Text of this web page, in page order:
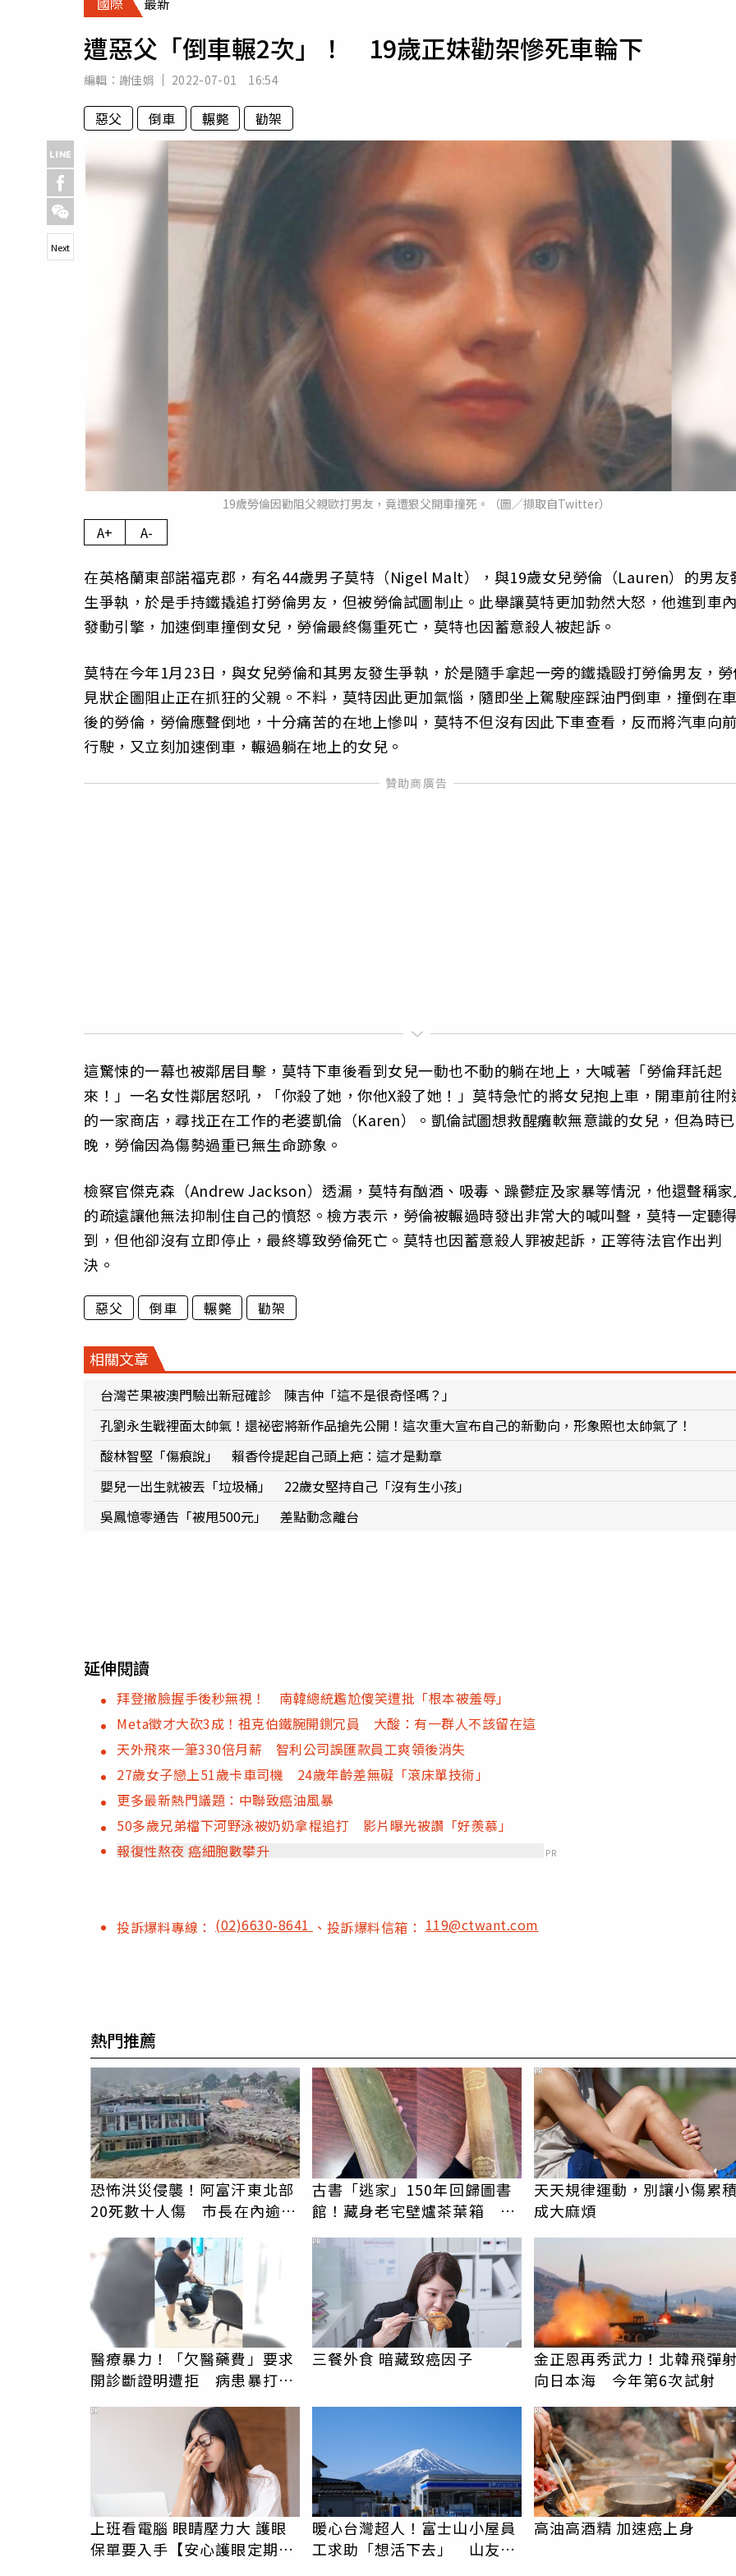
專欄
房產新勢力
運勢
遭惡父「倒車輾2次」！ 19歲正妹勸架慘死車輪下
編輯： 謝佳娟 2022-07-01 16:54
惡父 倒車 輾斃 勸架
19歲勞倫因勸阻父親歐打男友，竟遭狠父開車撞死。（圖／擷取自Twitter）
Next
A+ A-
在英格蘭東部諾福克郡，有名44歲男子莫特（Nigel Malt），與19歲女兒勞倫（Lauren）的男友
生爭執，於是手持鐵撬追打勞倫男友，但被勞倫試圖制止。此舉讓莫特更加勃然大怒，他進到車
發動引擎，加速倒車撞倒女兒，勞倫最終傷重死亡，莫特也因蓄意殺人被起訴。
莫特在今年1月23日，與女兒勞倫和其男友發生爭執，於是隨手拿起一旁的鐵撬毆打勞倫男友，
見狀企圖阻止正在抓狂的父親。不料，莫特因此更加氣惱，隨即坐上駕駛座踩油門倒車，撞倒在
後的勞倫，勞倫應聲倒地，十分痛苦的在地上慘叫，莫特不但沒有因此下車查看，反而將汽車向
行駛，又立刻加速倒車，輾過躺在地上的女兒。
這驚悚的一幕也被鄰居目擊，莫特下車後看到女兒一動也不動的躺在地上，大喊著「勞倫拜託起
來！」一名女性鄰居怒吼，「你殺了她，你他X殺了她！」莫特急忙的將女兒抱上車，開車前往附
的一家商店，尋找正在工作的老婆凱倫（Karen）。凱倫試圖想救醒癱軟無意識的女兒，但為時已
晚，勞倫因為傷勢過重已無生命跡象。
檢察官傑克森（Andrew Jackson）透漏，莫特有酗酒、吸毒、躁鬱症及家暴等情況，他還聲稱
的疏遠讓他無法抑制住自己的憤怒。檢方表示，勞倫被輾過時發出非常大的喊叫聲，莫特一定聽
到，但他卻沒有立即停止，最終導致勞倫死亡。莫特也因蓄意殺人罪被起訴，正等待法官作出判
決。
惡父 倒車 輾斃 勸架
相關文章
台灣芒果被澳門驗出新冠確診 陳吉仲「這不是很奇怪嗎？」
孔劉永生戰裡面太帥氣！還祕密將新作品搶先公開！這次重大宣布自己的新動向，形象照也太帥氣了！
酸林智堅「傷痕說」 賴香伶提起自己頭上疤：這才是勳章
嬰兒一出生就被丟「垃圾桶」 22歲女堅持自己「沒有生小孩」
吳鳳憶零通告「被甩500元」 差點動念離台
延伸閱讀
拜登撇臉握手後秒無視！ 南韓總統尷尬傻笑遭批「根本被羞辱」
Meta徵才大砍3成！祖克伯鐵腕開鍘冗員 大酸：有一群人不該留在這
天外飛來一筆330倍月薪 智利公司誤匯款員工爽領後消失
27歲女子戀上51歲卡車司機 24歲年齡差無礙「滾床單技術」
更多最新熱門議題：中聯致癌油風暴
50多歲兄弟檔下河野泳被奶奶拿棍追打 影片曝光被讚「好羨慕」
報復性熬夜 癌細胞數攀升
PR
投訴爆料專線： (02)6630-8641 、投訴爆料信箱：119@ctwant.com
熱門推薦
恐怖洪災侵襲！阿富汗東北部
20死數十人傷 市長在內逾百
古書「逃家」150年回歸圖書
館！藏身老宅壁爐茶葉箱 天
天天規律運動，別讓小傷累
成大麻煩
PR
醫療暴力！「欠醫藥費」要求
開診斷證明遭拒 病患暴打耕
三餐外食 暗藏致癌因子
PR
金正恩再秀武力！北韓飛彈
向日本海 今年第6次試射
上班看電腦 眼睛壓力大 護眼
保單要入手【安心護眼定期眼
PR
暖心台灣超人！富士山小屋員
工求助「想活下去」 山友狂
高油高酒精 加速癌上身
PR